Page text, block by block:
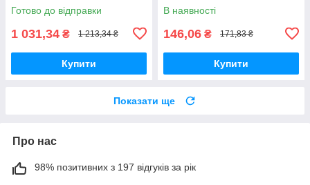
Готово до відправки
1 031,34 ₴ 1 213,34 ₴
Купити
В наявності
146,06 ₴ 171,83 ₴
Купити
Показати ще
Про нас
98% позитивних з 197 відгуків за рік